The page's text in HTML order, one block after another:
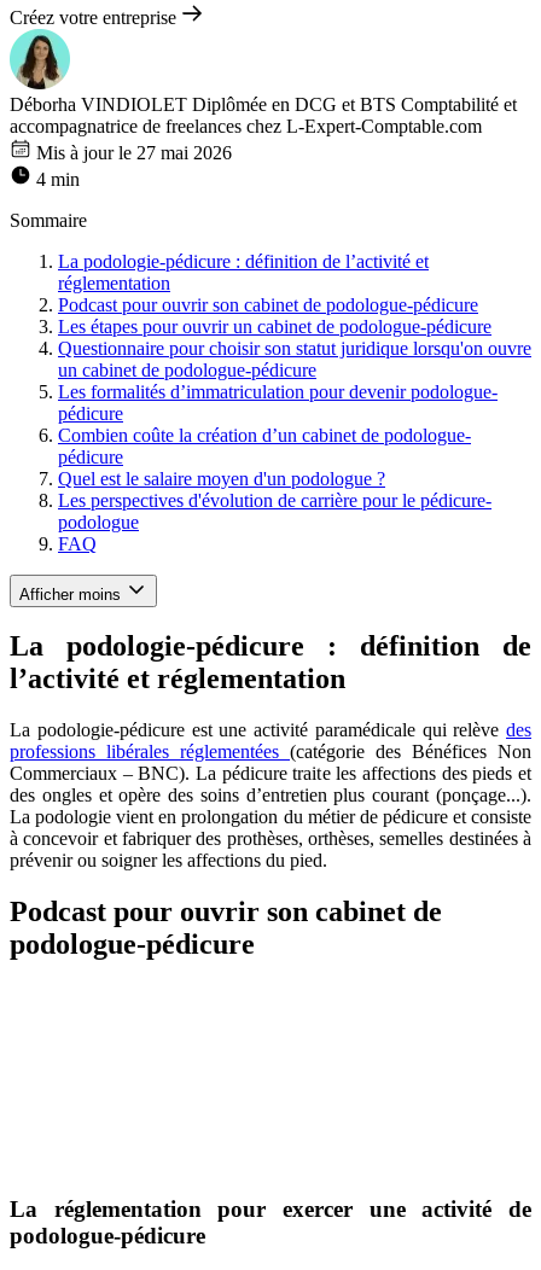
Créez votre entreprise
Déborha VINDIOLET Diplômée en DCG et BTS Comptabilité et
accompagnatrice de freelances chez L-Expert-Comptable.com
Mis à jour le 27 mai 2026
4 min
Sommaire
La podologie-pédicure : définition de l’activité et
réglementation
Podcast pour ouvrir son cabinet de podologue-pédicure
Les étapes pour ouvrir un cabinet de podologue-pédicure
Questionnaire pour choisir son statut juridique lorsqu'on ouvre
un cabinet de podologue-pédicure
Les formalités d’immatriculation pour devenir podologue-
pédicure
Combien coûte la création d’un cabinet de podologue-
pédicure
Quel est le salaire moyen d'un podologue ?
Les perspectives d'évolution de carrière pour le pédicure-
podologue
FAQ
Afficher moins
La podologie-pédicure : définition de
l’activité et réglementation
La podologie-pédicure est une activité paramédicale qui relève des
professions libérales réglementées (catégorie des Bénéfices Non
Commerciaux – BNC). La pédicure traite les affections des pieds et
des ongles et opère des soins d’entretien plus courant (ponçage...).
La podologie vient en prolongation du métier de pédicure et consiste
à concevoir et fabriquer des prothèses, orthèses, semelles destinées à
prévenir ou soigner les affections du pied.
Podcast pour ouvrir son cabinet de
podologue-pédicure
La réglementation pour exercer une activité de
podologue-pédicure